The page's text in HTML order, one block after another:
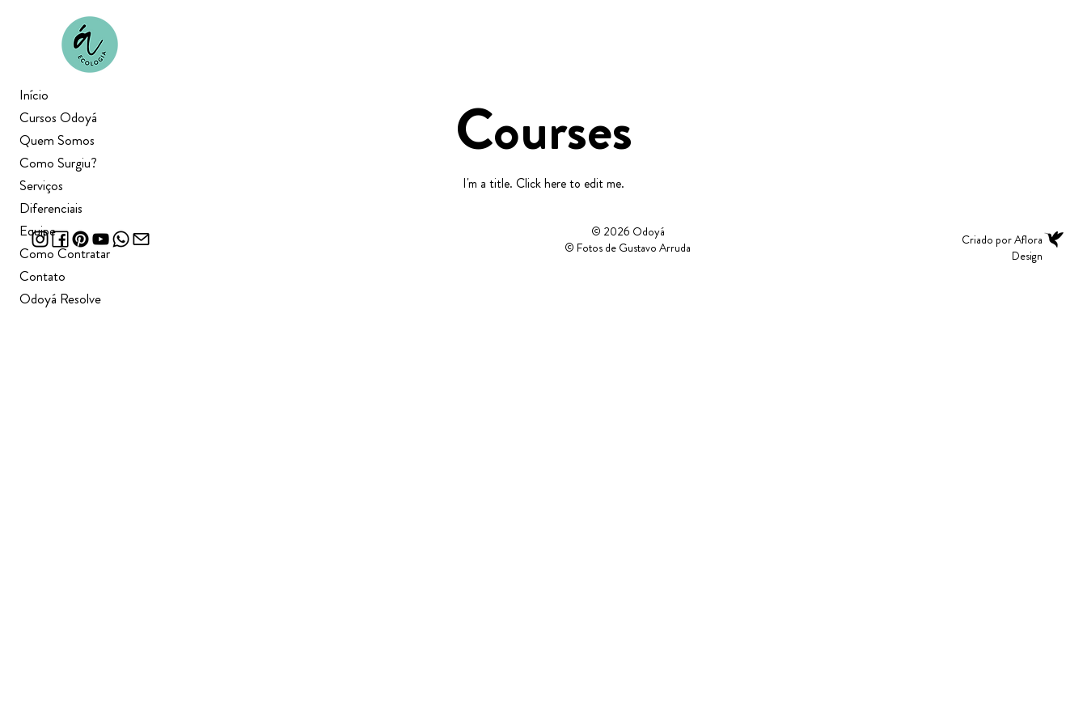
Início
Cursos Odoyá
Quem Somos
Como Surgiu?
Serviços
Diferenciais
Equipe
Como Contratar
Contato
Odoyá Resolve
Courses
I'm a title. ​Click here to edit me.
© 2026 Odoyá
© Fotos de Gustavo Arruda
Criado por Aflora
Design